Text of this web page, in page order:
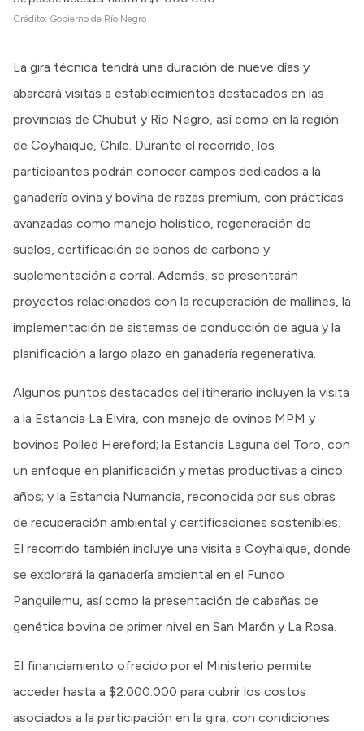
Crédito: Gobierno de Río Negro
La gira técnica tendrá una duración de nueve días y
abarcará visitas a establecimientos destacados en las
provincias de Chubut y Río Negro, así como en la región
de Coyhaique, Chile. Durante el recorrido, los
participantes podrán conocer campos dedicados a la
ganadería ovina y bovina de razas premium, con prácticas
avanzadas como manejo holístico, regeneración de
suelos, certificación de bonos de carbono y
suplementación a corral. Además, se presentarán
proyectos relacionados con la recuperación de mallines, la
implementación de sistemas de conducción de agua y la
planificación a largo plazo en ganadería regenerativa.
Algunos puntos destacados del itinerario incluyen la visita
a la Estancia La Elvira, con manejo de ovinos MPM y
bovinos Polled Hereford; la Estancia Laguna del Toro, con
un enfoque en planificación y metas productivas a cinco
años; y la Estancia Numancia, reconocida por sus obras
de recuperación ambiental y certificaciones sostenibles.
El recorrido también incluye una visita a Coyhaique, donde
se explorará la ganadería ambiental en el Fundo
Panguilemu, así como la presentación de cabañas de
genética bovina de primer nivel en San Marón y La Rosa.
El financiamiento ofrecido por el Ministerio permite
acceder hasta a $2.000.000 para cubrir los costos
asociados a la participación en la gira, con condiciones